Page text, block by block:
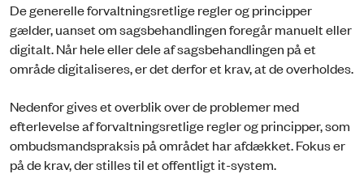
De generelle forvaltningsretlige regler og principper
gælder, uanset om sagsbehandlingen foregår manuelt eller
digitalt. Når hele eller dele af sagsbehandlingen på et
område digitaliseres, er det derfor et krav, at de overholdes.
Nedenfor gives et overblik over de problemer med
efterlevelse af forvaltningsretlige regler og principper, som
ombudsmandspraksis på området har afdækket. Fokus er
på de krav, der stilles til et offentligt it-system.